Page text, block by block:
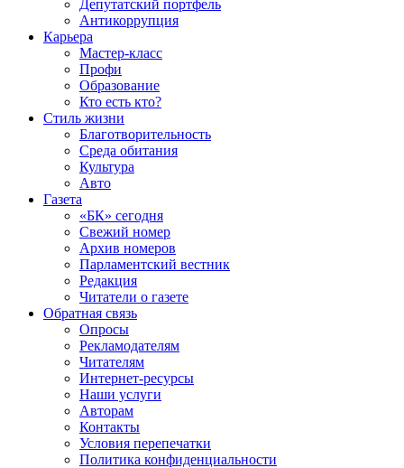
Депутатский портфель
Антикоррупция
Карьера
Мастер-класс
Профи
Образование
Кто есть кто?
Стиль жизни
Благотворительность
Среда обитания
Культура
Авто
Газета
«БК» сегодня
Свежий номер
Архив номеров
Парламентский вестник
Редакция
Читатели о газете
Обратная связь
Опросы
Рекламодателям
Читателям
Интернет-ресурсы
Наши услуги
Авторам
Контакты
Условия перепечатки
Политика конфиденциальности